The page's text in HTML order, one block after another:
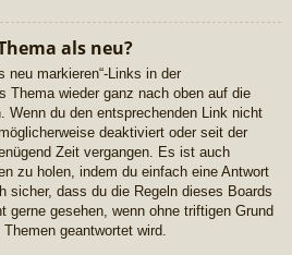
als neu?
neu markieren“-Links in der
Thema wieder ganz nach oben auf die
Wenn du den entsprechenden Link nicht
deaktiviert oder seit der
Zeit vergangen. Es ist auch
zu holen, indem du einfach eine Antwort
sicher, dass du die Regeln dieses Boards
gerne gesehen, wenn ohne triftigen Grund
geantwortet wird.